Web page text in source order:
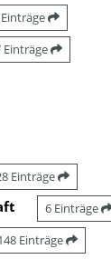
Einträge
Einträge
6 Einträge
Einträge